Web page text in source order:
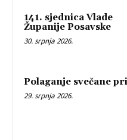
141. sjednica Vlade
Županije Posavske
30. srpnja 2026.
Polaganje svečane
29. srpnja 2026.